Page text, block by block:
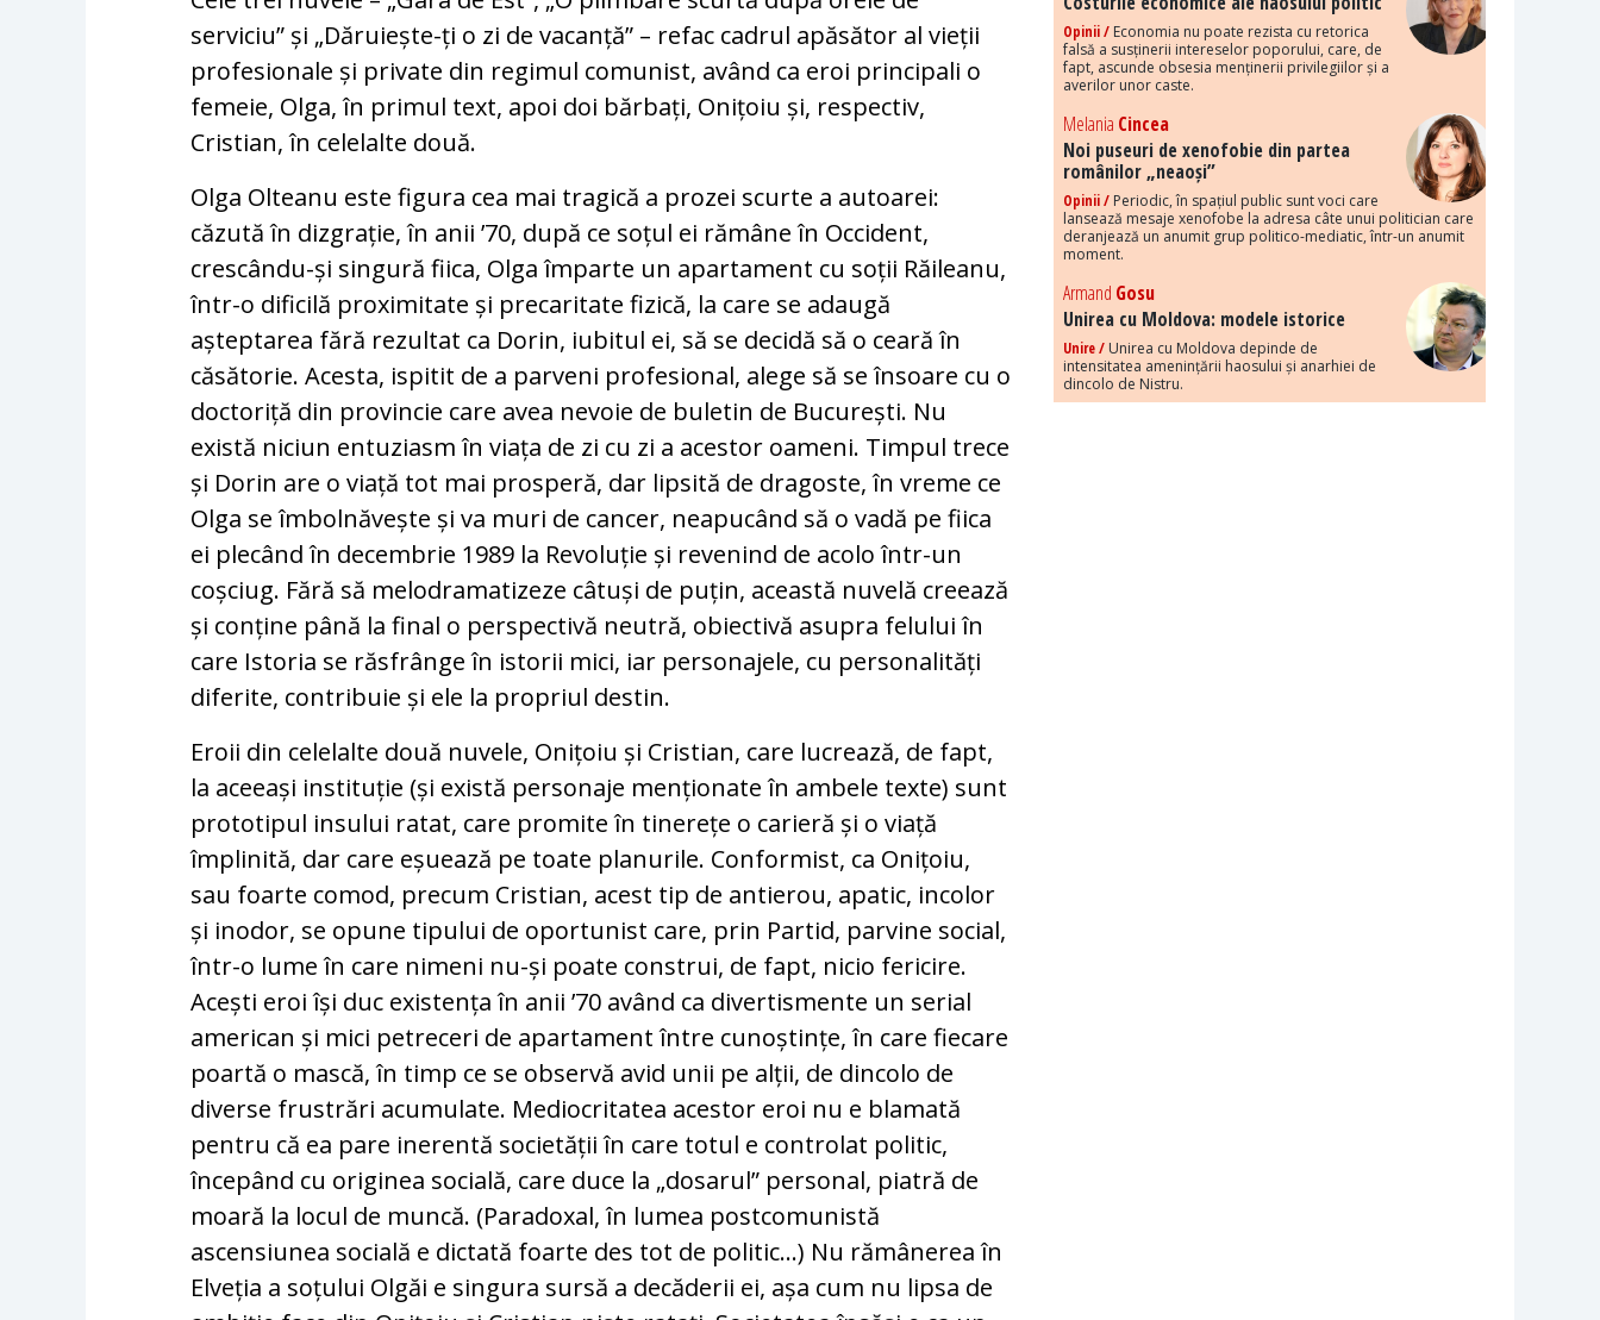
serviciu” și „Dăruiește-ți o zi de vacanță” – refac cadrul apăsător al vieții
profesionale și private din regimul comunist, având ca eroi principali o
femeie, Olga, în primul text, apoi doi bărbați, Onițoiu și, respectiv,
Cristian, în celelalte două.
Olga Olteanu este figura cea mai tragică a prozei scurte a autoarei:
căzută în dizgrație, în anii ’70, după ce soțul ei rămâne în Occident,
crescându-și singură fiica, Olga împarte un apartament cu soții Răileanu,
într-o dificilă proximitate și precaritate fizică, la care se adaugă
așteptarea fără rezultat ca Dorin, iubitul ei, să se decidă să o ceară în
căsătorie. Acesta, ispitit de a parveni profesional, alege să se însoare cu o
doctoriță din provincie care avea nevoie de buletin de București. Nu
există niciun entuziasm în viața de zi cu zi a acestor oameni. Timpul trece
și Dorin are o viață tot mai prosperă, dar lipsită de dragoste, în vreme ce
Olga se îmbolnăvește și va muri de cancer, neapucând să o vadă pe fiica
ei plecând în decembrie 1989 la Revoluție și revenind de acolo într-un
coșciug. Fără să melodramatizeze câtuși de puțin, această nuvelă creează
și conține până la final o perspectivă neutră, obiectivă asupra felului în
care Istoria se răsfrânge în istorii mici, iar personajele, cu personalități
diferite, contribuie și ele la propriul destin.
Eroii din celelalte două nuvele, Onițoiu și Cristian, care lucrează, de fapt,
la aceeași instituție (și există personaje menționate în ambele texte) sunt
prototipul insului ratat, care promite în tinerețe o carieră și o viață
împlinită, dar care eșuează pe toate planurile. Conformist, ca Onițoiu,
sau foarte comod, precum Cristian, acest tip de antierou, apatic, incolor
și inodor, se opune tipului de oportunist care, prin Partid, parvine social,
într-o lume în care nimeni nu-și poate construi, de fapt, nicio fericire.
Acești eroi își duc existența în anii ’70 având ca divertismente un serial
american și mici petreceri de apartament între cunoștințe, în care fiecare
poartă o mască, în timp ce se observă avid unii pe alții, de dincolo de
diverse frustrări acumulate. Mediocritatea acestor eroi nu e blamată
pentru că ea pare inerentă societății în care totul e controlat politic,
începând cu originea socială, care duce la „dosarul” personal, piatră de
moară la locul de muncă. (Paradoxal, în lumea postcomunistă
ascensiunea socială e dictată foarte des tot de politic...) Nu rămânerea în
Elveția a soțului Olgăi e singura sursă a decăderii ei, așa cum nu lipsa de
Opinii / Economia nu poate rezista cu retorica
falsă a susținerii intereselor poporului, care, de
fapt, ascunde obsesia menținerii privilegiilor și a
averilor unor caste.
Melania Cincea
Noi puseuri de xenofobie din partea
românilor „neaoși”
Opinii / Periodic, în spațiul public sunt voci care
lansează mesaje xenofobe la adresa câte unui politician care
deranjează un anumit grup politico-mediatic, într-un anumit
moment.
Armand Gosu
Unirea cu Moldova: modele istorice
Unire / Unirea cu Moldova depinde de
intensitatea amenințării haosului și anarhiei de
dincolo de Nistru.